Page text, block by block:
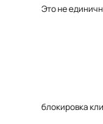
Это не
блокировка